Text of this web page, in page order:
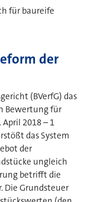
für baureife
der
(BVerfG) das
Bewertung für
2018 – 1
das System
der
ungleich
betrifft die
Die Grundsteuer